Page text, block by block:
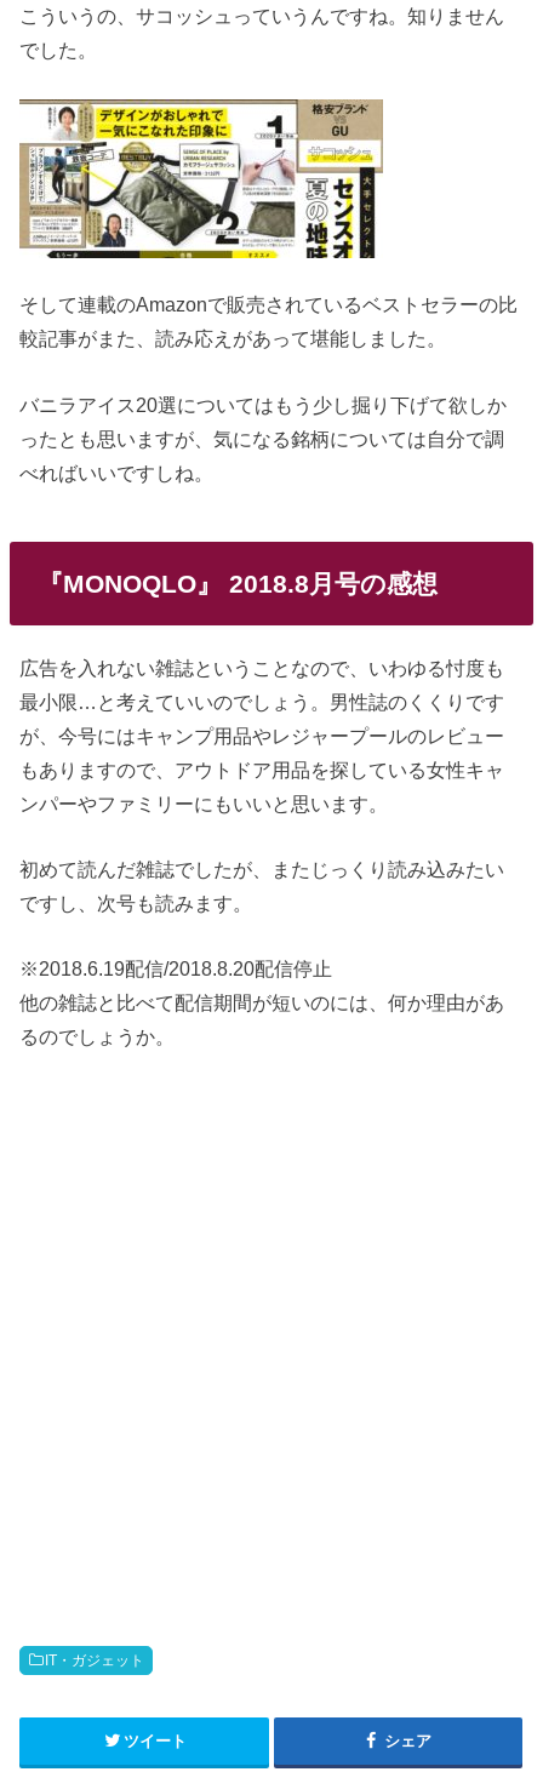
こういうの、サコッシュっていうんですね。知りません
でした。
そして連載のAmazonで販売されているベストセラーの比
較記事がまた、読み応えがあって堪能しました。
バニラアイス20選についてはもう少し掘り下げて欲しか
ったとも思いますが、気になる銘柄については自分で調
べればいいですしね。
『MONOQLO』 2018.8月号の感想
広告を入れない雑誌ということなので、いわゆる忖度も
最小限…と考えていいのでしょう。男性誌のくくりです
が、今号にはキャンプ用品やレジャープールのレビュー
もありますので、アウトドア用品を探している女性キャ
ンパーやファミリーにもいいと思います。
初めて読んだ雑誌でしたが、またじっくり読み込みたい
ですし、次号も読みます。
※2018.6.19配信/2018.8.20配信停止
他の雑誌と比べて配信期間が短いのには、何か理由があ
るのでしょうか。
IT・ガジェット
ツイート シェア